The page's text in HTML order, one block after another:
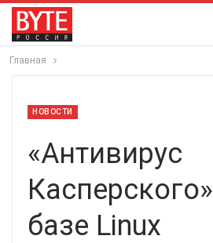
Главная
НОВОСТИ
«Антивирус
базе Linux